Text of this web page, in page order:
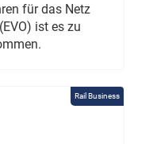
für das Netz
ist es zu
Rail Business